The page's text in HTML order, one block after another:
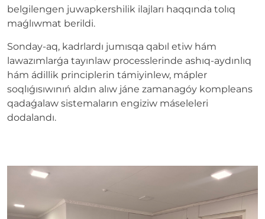
belgilengen juwapkershilik ilajları haqqında tolıq
maǵlıwmat berildi.
Sonday-aq, kadrlardı jumısqa qabıl etiw hám
lawazımlarǵa tayınlaw processlerinde ashıq-aydınlıq
hám ádillik principlerin támiyinlew, mápler
soqlıǵısıwınıń aldın alıw jáne zamanagóy kompleans
qadaǵalaw sistemaların engiziw máseleleri
dodalandı.